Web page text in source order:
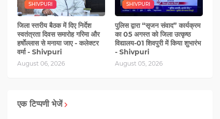
SHIVPURI
जिला स्तरीय बैठक में दिए निर्देश
स्वतंत्रता दिवस समारोह गरिमा और
हर्षाेल्लास से मनाया जाए - कलेक्टर
वर्मा - Shivpuri
August 06, 2026
SHIVPURI
पुलिस द्वारा “सृजन संवाद” कार्यक्रम
का 05 अगस्‍त को जिला उत्कृष्ठ
विद्यालय-01 शिवपुरी में किया शुभारंभ
- Shivpuri
August 05, 2026
एक टिप्पणी भेजें